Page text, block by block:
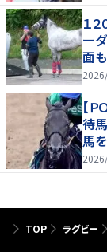
１
ー
面
【
待
馬
TOP ラグビー